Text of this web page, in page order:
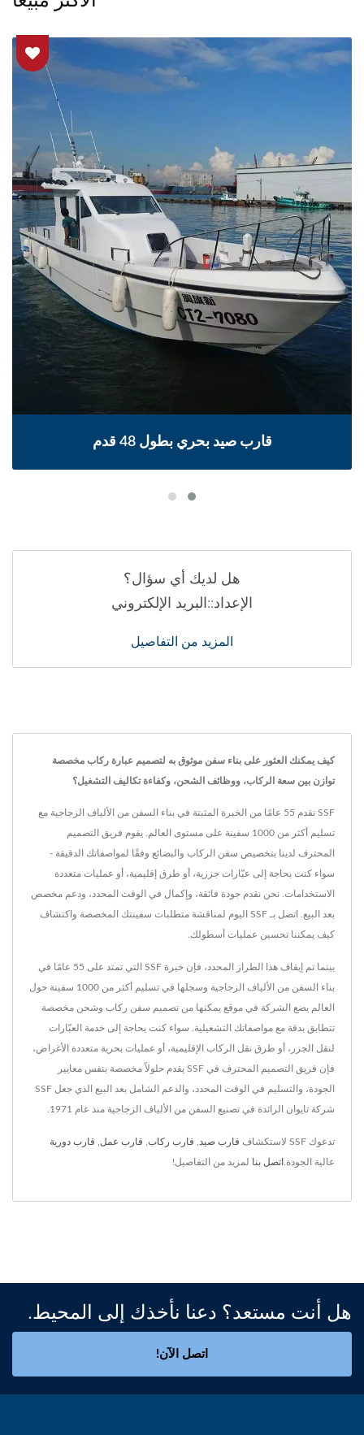
قارب صيد بحري بطول 48 قدم
هل لديك أي سؤال؟
الإعداد::البريد الإلكتروني
المزيد من التفاصيل
كيف يمكنك العثور على بناء سفن موثوق به لتصميم عبارة ركاب مخصصة
توازن بين سعة الركاب، ووظائف الشحن، وكفاءة تكاليف التشغيل؟
SSF تقدم 55 عامًا من الخبرة المثبتة في بناء السفن من الألياف الزجاجية مع
تسليم أكثر من 1000 سفينة على مستوى العالم. يقوم فريق التصميم
المحترف لدينا بتخصيص سفن الركاب والبضائع وفقًا لمواصفاتك الدقيقة -
سواء كنت بحاجة إلى عبّارات جزرية، أو طرق إقليمية، أو عمليات متعددة
الاستخدامات. نحن نقدم جودة فائقة، وإكمال في الوقت المحدد، ودعم مخصص
بعد البيع. اتصل بـ SSF اليوم لمناقشة متطلبات سفينتك المخصصة واكتشاف
كيف يمكننا تحسين عمليات أسطولك.
بينما تم إيقاف هذا الطراز المحدد، فإن خبرة SSF التي تمتد على 55 عامًا في
بناء السفن من الألياف الزجاجية وسجلها في تسليم أكثر من 1000 سفينة حول
العالم يضع الشركة في موقع يمكنها من تصميم سفن ركاب وشحن مخصصة
تتطابق بدقة مع مواصفاتك التشغيلية. سواء كنت بحاجة إلى خدمة العبّارات
لنقل الجزر، أو طرق نقل الركاب الإقليمية، أو عمليات بحرية متعددة الأغراض،
فإن فريق التصميم المحترف في SSF يقدم حلولاً مخصصة بنفس معايير
الجودة، والتسليم في الوقت المحدد، والدعم الشامل بعد البيع الذي جعل SSF
شركة تايوان الرائدة في تصنيع السفن من الألياف الزجاجية منذ عام 1971.
تدعوك SSF لاستكشاف قارب صيد قارب ركاب قارب عمل قارب دورية
عالية الجودة. اتصل بنا لمزيد من التفاصيل!
هل أنت مستعد؟ دعنا نأخذك إلى المحيط.
اتصل الآن!